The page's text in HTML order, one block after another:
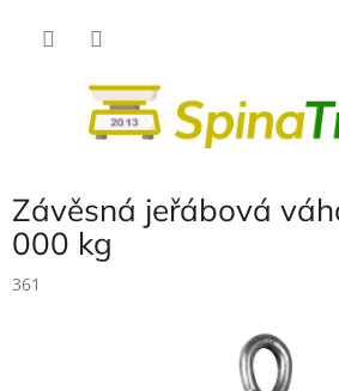
Závěsná jeřábová
000 kg
361